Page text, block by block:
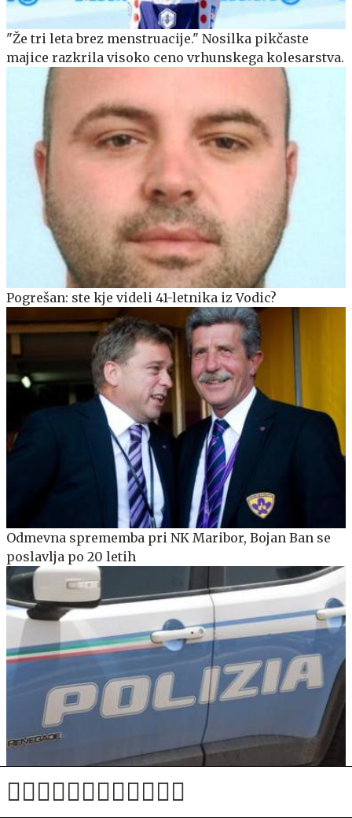
"Že tri leta brez menstruacije." Nosilka pikčaste
majice razkrila visoko ceno vrhunskega kolesarstva.
Pogrešan: ste kje videli 41-letnika iz Vodic?
Odmevna sprememba pri NK Maribor, Bojan Ban se
poslavlja po 20 letih
V jezeru našli truplo moža italijanske ministrice